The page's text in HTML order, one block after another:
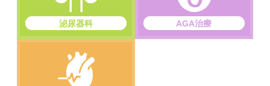
泌尿器科 AGA治療